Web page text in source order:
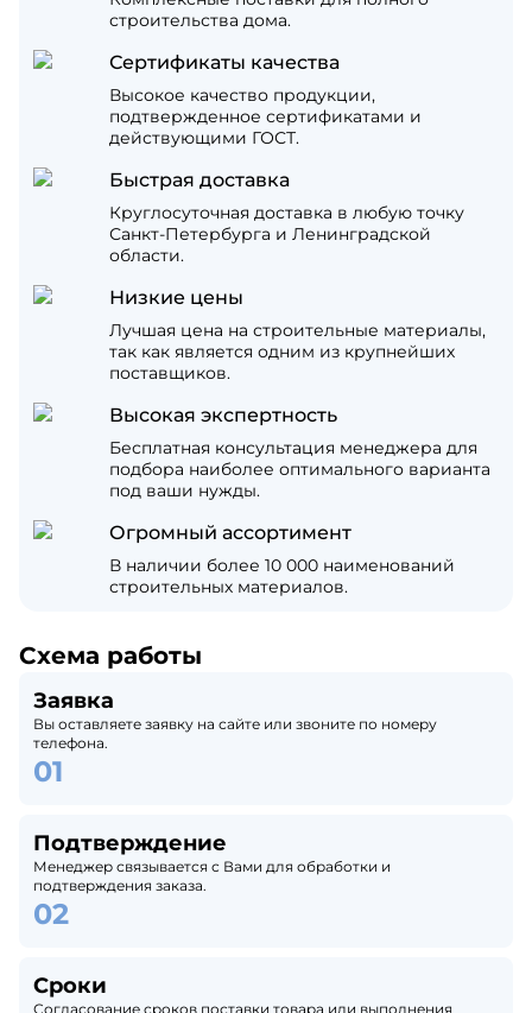
строительства дома.
Сертификаты качества
Высокое качество продукции,
подтвержденное сертификатами и
действующими ГОСТ.
Быстрая доставка
Круглосуточная доставка в любую точку
Санкт-Петербурга и Ленинградской
области.
Низкие цены
Лучшая цена на строительные материалы,
так как является одним из крупнейших
поставщиков.
Высокая экспертность
Бесплатная консультация менеджера для
подбора наиболее оптимального варианта
под ваши нужды.
Огромный ассортимент
В наличии более 10 000 наименований
строительных материалов.
Схема работы
Заявка
Вы оставляете заявку на сайте или звоните по номеру
телефона.
Подтверждение
Менеджер связывается с Вами для обработки и
подтверждения заказа.
Сроки
Согласование сроков поставки товара или выполнения